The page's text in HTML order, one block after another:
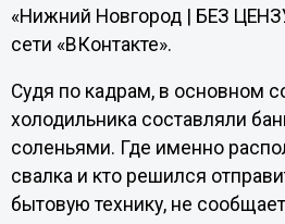
«Нижний Новгород | БЕЗ
сети «ВКонтакте».
Судя по кадрам, в основном
холодильника составляли
соленьями. Где именно
свалка и кто решился
бытовую технику, не